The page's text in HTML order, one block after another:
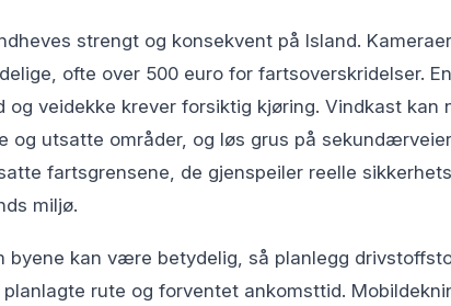
strengt og konsekvent på Island.
ofte over 500 euro for fartsoverskridelser.
veidekke krever forsiktig kjøring. Vindkast kan
og utsatte områder, og løs grus på
fartsgrensene, de gjenspeiler reelle
miljø.
byene kan være betydelig, så planlegg
rute og forventet ankomsttid.